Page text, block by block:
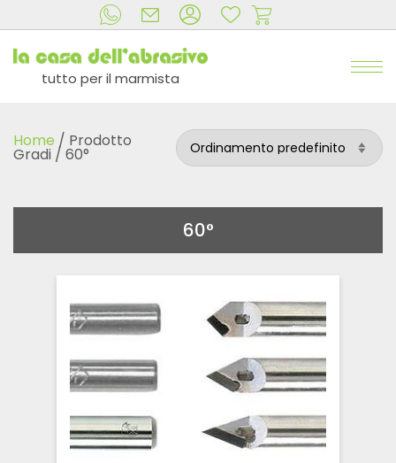
tutto per il marmista
Home / Prodotto
Gradi / 60°
60°